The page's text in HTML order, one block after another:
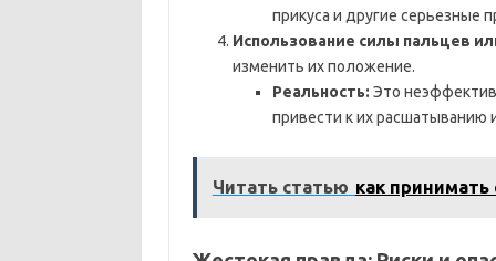
прикуса и другие серьезные
Использование силы пальцев
изменить их положение.
Реальность: Это
привести к их
Читать статью как